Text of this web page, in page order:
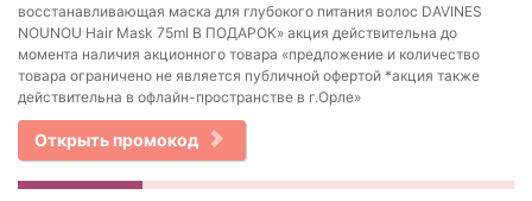
восстанавливающая маска для глубокого питания волос DAVINES
NOUNOU Hair Mask 75ml В ПОДАРОК» акция действительна до
момента наличия акционного товара «предложение и количество
товара ограничено не является публичной офертой *акция также
действительна в офлайн-пространстве в г.Орле»
Открыть промокод